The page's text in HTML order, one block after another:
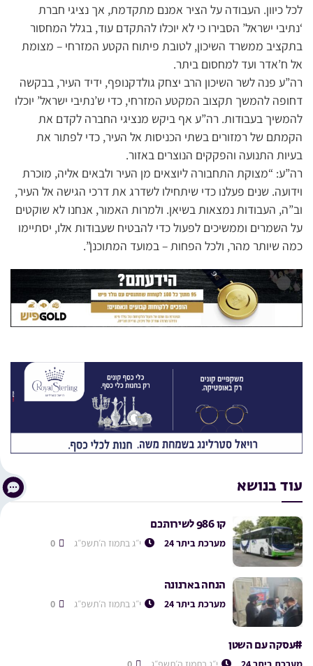
לכל כיוון. העבודה על הציר אמנם מתקדמת, אך נציגי חברת
‘נתיבי ישראל’ הסבירו כי לא יוכלו להתקדם עוד, בגלל המחסור
בתקציב ממשרד השיכון, לטובת פיתוח הקטע המזרחי – מצומת
אל ח’אדר ועד למחסום ביתר.
רה”ע פנה לשר השיכון הרב יצחק גולדקנופף, ידיד העיר, בבקשה
דחופה להמשך תקצוב המקטע המזרחי, כדי ש’נתיבי ישראל’ יוכלו
להמשיך בעבודות. רה”ע אף ביקש מנציגי החברה לקדם את
הקמתם של רמזורים בשתי הכניסות אל העיר, כדי לפתור את
בעיות התנועה והפקקים הנוצרים באזור.
רה”ע: “מצוקת התחבורה ליוצאים מן העיר ולבאים אליה, מוכרת
וידועה. שנים פעלנו כדי שיתחילו לשדרג את דרכי הגישה אל העיר,
וב”ה, העבודות נמצאות בשיאן. ולמרות האמור, אנחנו לא שוקטים
על השמרים וממשיכים לפעול כדי להבטיח שעבודות אלו, יסתיימו
כמה שיותר מהר, ולכל הפחות – במועד המתוכנן”.
עוד בנושא
קו 986 לשירותכם
מערכת ביתר 24 י״ג בתמוז ה׳תשפ״ג
הנחה בארנונה
מערכת ביתר 24 י״ג בתמוז ה׳תשפ״ג
#עסקה עם השטן